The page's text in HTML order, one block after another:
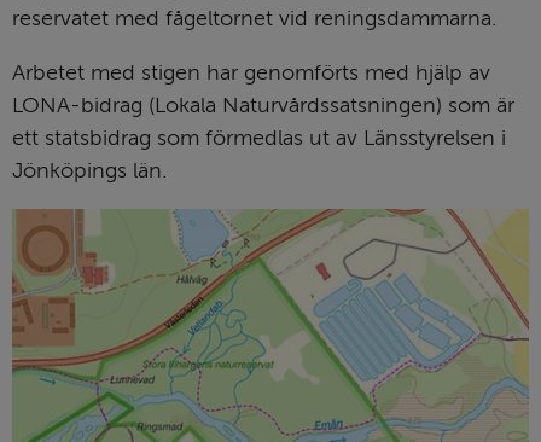
reservatet med fågeltornet vid reningsdammarna.
Arbetet med stigen har genomförts med hjälp av
LONA-bidrag (Lokala Naturvårdssatsningen) som är
ett statsbidrag som förmedlas ut av Länsstyrelsen i
Jönköpings län.